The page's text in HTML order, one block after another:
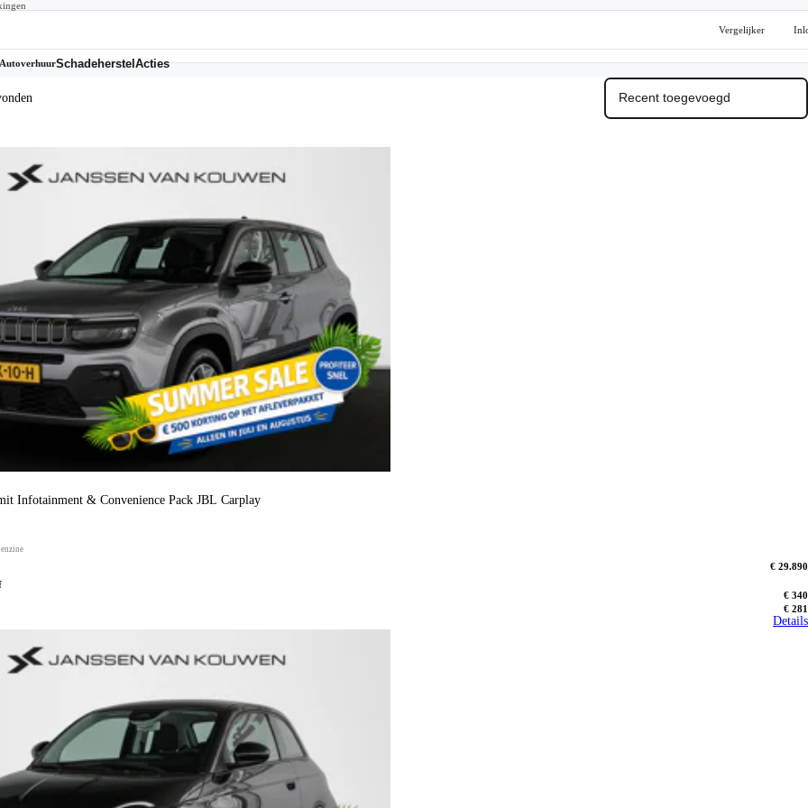
Vergelijker
AutoverhuurSchadeherstelActies
Infotainment & Convenience Pack JBL Carplay
€ 29.890
€ 340
€ 281
Details